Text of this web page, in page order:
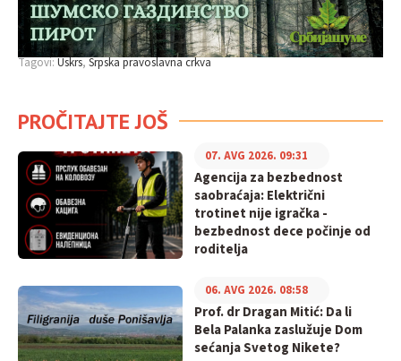
Tagovi:Uskrs Srpska pravoslavna crkva
PROČITAJTE JOŠ
Agencija za bezbednost
saobraćaja: Električni
trotinet nije igračka -
bezbednost dece počinje od
roditelja
07. AVG 2026. 09:31
Prof. dr Dragan Mitić: Da li
Bela Palanka zaslužuje Dom
sećanja Svetog Nikete?
06. AVG 2026. 08:58